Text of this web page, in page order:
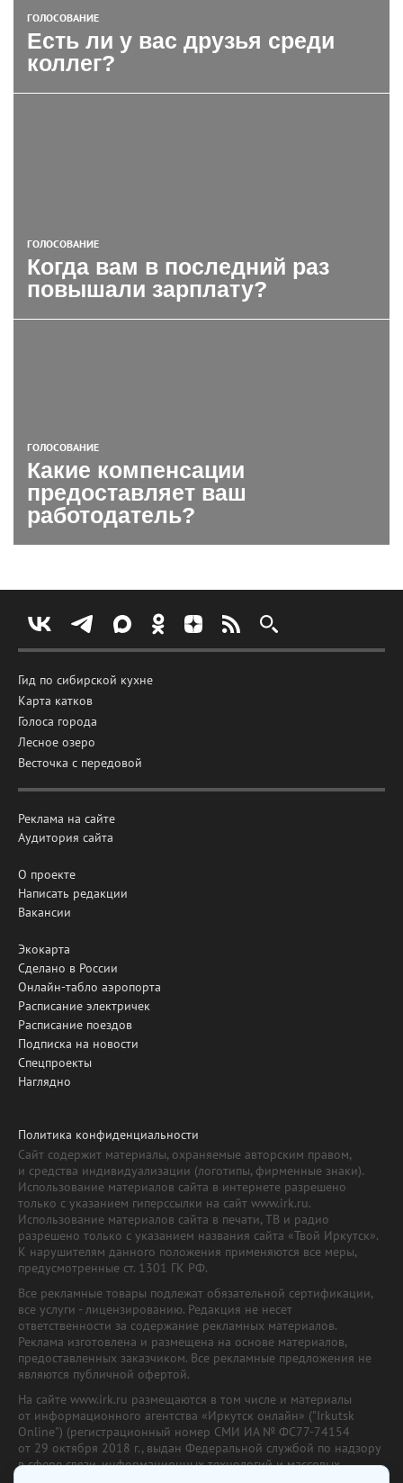
ГОЛОСОВАНИЕ
Есть ли у вас друзья среди
коллег?
ГОЛОСОВАНИЕ
Когда вам в последний раз
повышали зарплату?
ГОЛОСОВАНИЕ
Какие компенсации
предоставляет ваш
работодатель?
Гид по сибирской кухне
Карта катков
Голоса города
Лесное озеро
Весточка с передовой
Реклама на сайте
Аудитория сайта
О проекте
Написать редакции
Вакансии
Экокарта
Сделано в России
Онлайн-табло аэропорта
Расписание электричек
Расписание поездов
Подписка на новости
Спецпроекты
Наглядно
Политика конфиденциальности
Сайт содержит материалы, охраняемые авторским правом,
и средства индивидуализации (логотипы, фирменные знаки).
Использование материалов сайта в интернете разрешено
только с указанием гиперссылки на сайт www.irk.ru.
Использование материалов сайта в печати, ТВ и радио
разрешено только с указанием названия сайта «Твой Иркутск».
К нарушителям данного положения применяются все меры,
предусмотренные ст. 1301 ГК РФ.
Все рекламные товары подлежат обязательной сертификации,
все услуги - лицензированию. Редакция не несет
ответственности за содержание рекламных материалов.
Реклама изготовлена и размещена на основе материалов,
предоставленных заказчиком. Все рекламные предложения не
являются публичной офертой.
На сайте www.irk.ru размещаются в том числе и материалы
от информационного агентства «Иркутск онлайн» ("Irkutsk
Online") (регистрационный номер СМИ ИА № ФС77-74154
от 29 октября 2018 г., выдан Федеральной службой по надзору
в сфере связи, информационных технологий и массовых